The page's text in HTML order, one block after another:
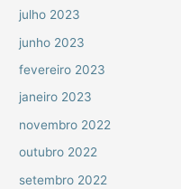
julho 2023
junho 2023
fevereiro 2023
janeiro 2023
novembro 2022
outubro 2022
setembro 2022